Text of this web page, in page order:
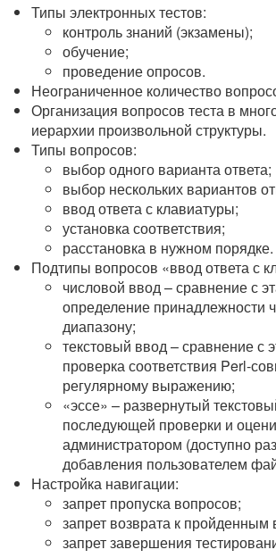
Типы электронных тестов:
контроль знаний (экзамены);
обучение;
проведение опросов.
Неограниченное количество
Организация вопросов теста в
иерархии произвольной структуры.
Типы вопросов:
выбор одного варианта ответа;
выбор нескольких вариантов
ввод ответа с клавиатуры;
установка соответствия;
расстановка в нужном порядке.
Подтипы вопросов «ввод ответа с
числовой ввод – сравнение с
определение принадлежности
диапазону;
текстовый ввод – сравнение с
проверка соответствия Perl-
регулярному выражению;
«эссе» – развернутый
последующей проверки и
администратором (доступно
добавления пользователем
Настройка навигации:
запрет пропуска вопросов;
запрет возврата к пройденным
запрет завершения